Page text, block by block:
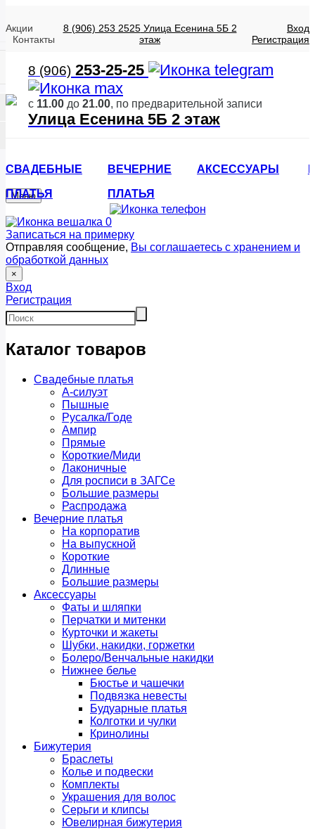
Акции
Контакты
8 (906) 253 2525Улица Есенина 5Б 2
этаж
Вход
Регистрация
8 (906) 253-25-25
с 11.00 до 21.00, по предварительной записи
Улица Есенина 5Б 2 этаж
СВАДЕБНЫЕ
ПЛАТЬЯ
ВЕЧЕРНИЕ
ПЛАТЬЯ
АКСЕССУАРЫ
Меню
0
Записаться на примерку
Отправляя сообщение, Вы соглашаетесь с хранением и
обработкой данных
×
Вход
Регистрация
Каталог товаров
Свадебные платья
А-силуэт
Пышные
Русалка/Годе
Ампир
Прямые
Короткие/Миди
Лаконичные
Для росписи в ЗАГСе
Большие размеры
Распродажа
Вечерние платья
На корпоратив
На выпускной
Короткие
Длинные
Большие размеры
Аксессуары
Фаты и шляпки
Перчатки и митенки
Курточки и жакеты
Шубки, накидки, горжетки
Болеро/Венчальные накидки
Нижнее белье
Бюстье и чашечки
Подвязка невесты
Будуарные платья
Колготки и чулки
Кринолины
Бижутерия
Браслеты
Колье и подвески
Комплекты
Украшения для волос
Серьги и клипсы
Ювелирная бижутерия